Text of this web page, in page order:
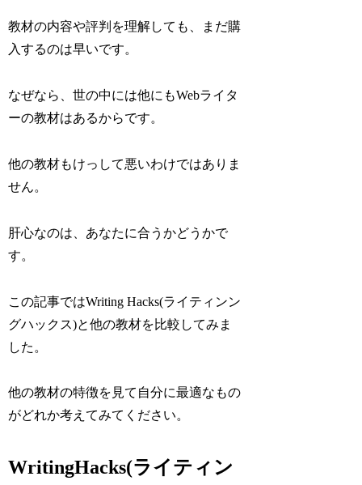
教材の内容や評判を理解しても、まだ購
入するのは早いです。
なぜなら、世の中には他にもWebライタ
ーの教材はあるからです。
他の教材もけっして悪いわけではありま
せん。
肝心なのは、あなたに合うかどうかで
す。
この記事ではWriting Hacks(ライティンン
グハックス)と他の教材を比較してみま
した。
他の教材の特徴を見て自分に最適なもの
がどれか考えてみてください。
WritingHacks(ライティン